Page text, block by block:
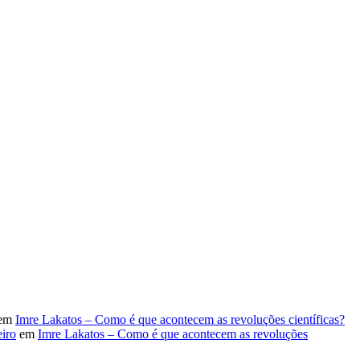
Imre Lakatos – Como é que acontecem as revoluções científicas?
em Imre Lakatos – Como é que acontecem as revoluções